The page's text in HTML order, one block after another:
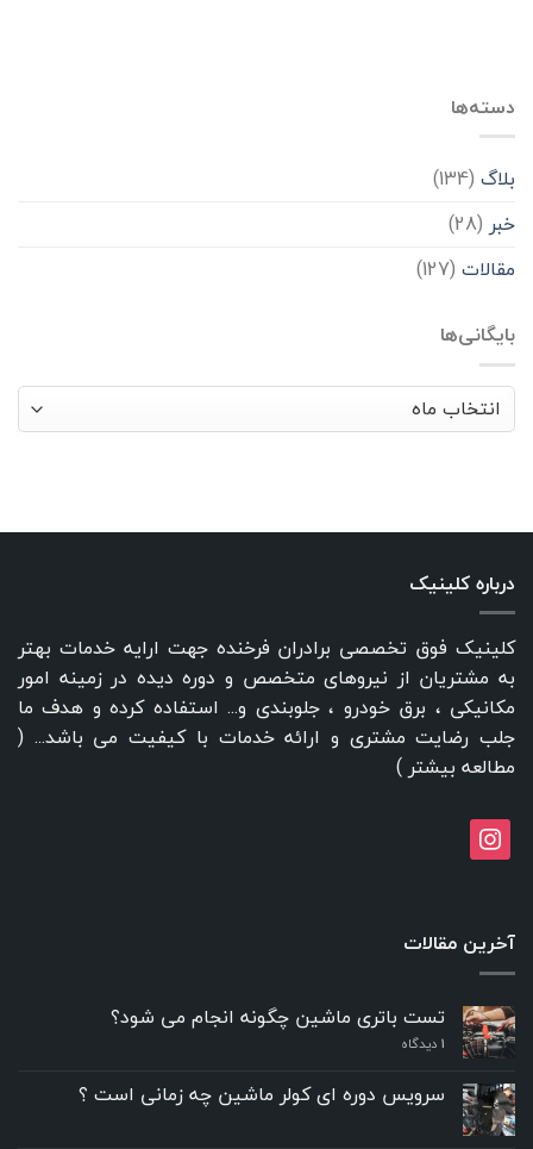
دسته‌ها
بلاگ (134)
خبر (28)
مقالات (127)
بایگانی‌ها
بایگانی‌ها
درباره کلینیک
کلینیک فوق تخصصی برادران فرخنده جهت ارایه خدمات بهتر
به مشتریان از نیروهای متخصص و دوره دیده در زمینه امور
مکانیکی ، برق خودرو ، جلوبندی و... استفاده کرده و هدف ما
جلب رضایت مشتری و ارائه خدمات با کیفیت می باشد... (
مطالعه بیشتر )
instagram
آخرین مقالات
تست باتری ماشین چگونه انجام می شود؟
۱ دیدگاه
سرویس دوره ای کولر ماشین چه زمانی است ؟